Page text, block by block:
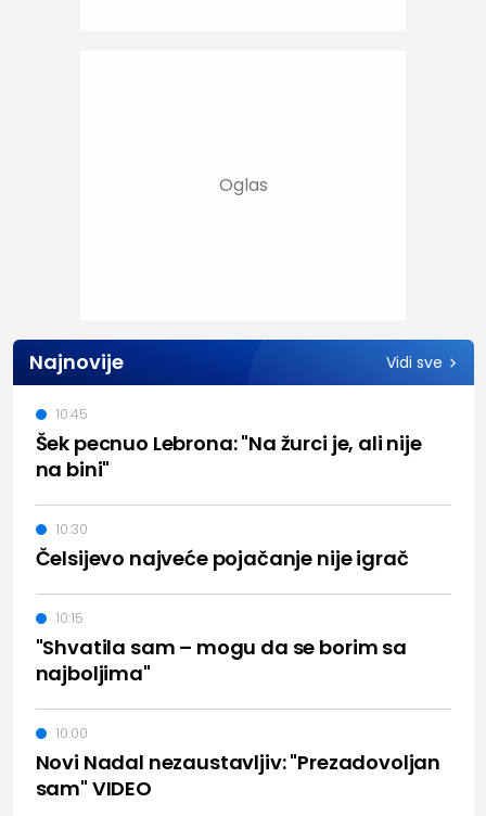
Najnovije Vidi sve
Šek pecnuo Lebrona: "Na žurci je, ali nije
na bini"
10:45
Čelsijevo najveće pojačanje nije igrač
10:30
"Shvatila sam – mogu da se borim sa
najboljima"
10:15
Novi Nadal nezaustavljiv: "Prezadovoljan
sam" VIDEO
10:00